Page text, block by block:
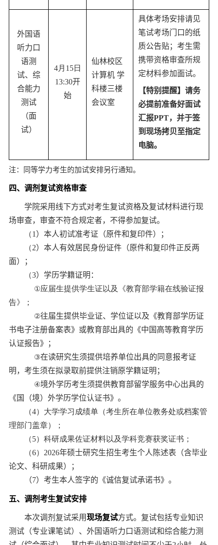
外国语
听力口
语测
试、综
合能力
测试
（面
试）
4月 15日
13:30开
始
仙林校区
计算机 学
科楼三楼
会议室
具体考场安排请见
笔试考场门口的纸
质公告贴；考生需
携带资格审查所规
定材料参加面试。
【特别提醒】请务
必提前准备好面试
汇报PPT，并于签
到现场拷贝至指定
电脑。
注：同等学力考生的加试安排另行通知。
四、 调剂复试资格审查
学院采用线下方式对考生复试资格及复试材料进行现
场审查， 审查不符合规定者，不得参加复试。
（1 ） 本人初试准考证 （原件和复印件）；
（2） 本人有效居民身份证件（原件和复印件正反两
面）；
（3） 学历学籍证明 ：
①应届生提供学生证以及《教育部学籍在线验证报
告》；
②往届生提供毕业证、学位证以及《教育部学历证
书电子注册备案表》或教育部出具的《中国高等教育学历
认证报告》
；
③在读研究生须提供培养单位出具的同意报考证
明 ， 考生须在拟录取前提供注销原学籍证明 ；
④境外学历考生须提供教育部留学服务中心出具的
《国（境）外学历学位认证书》。
（4）大学学习成绩单（考生所在单位教务处或档案管
理部门盖章）；
（5）科研成果佐证材料以及学科竞赛获奖证书；
（6） 2026年硕士研究生招生考生个人陈述表 （含毕业
论文、科研成果）
；
（7） 考生本人签字的《诚信复试承诺书》 。
五、 调剂考生复试安排
本次调剂 复试采用现场复试方式。复试包括专业知识
测试（专业课笔试）、外国语听力口语测试和综合能力测